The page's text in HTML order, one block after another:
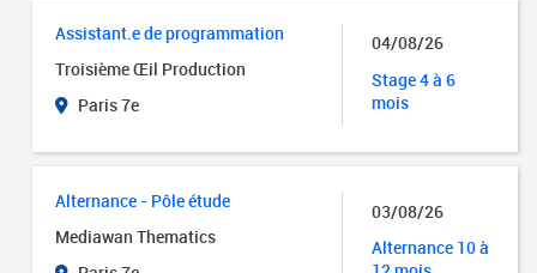
Assistant.e de programmation
Troisième Œil Production
Paris 7e
04/08/26
Stage 4 à 6
mois
Alternance - Pôle étude
Mediawan Thematics
03/08/26
Alternance 10 à